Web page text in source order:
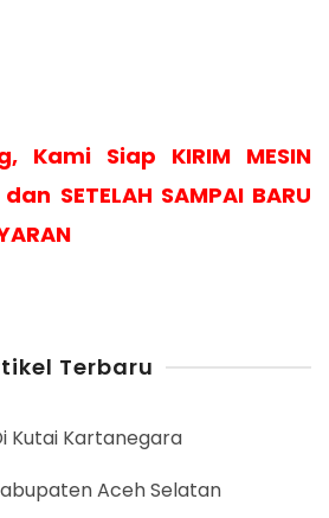
Kami Siap KIRIM MESIN
dan SETELAH SAMPAI BARU
Terbaru
Kutai Kartanegara
Aceh Selatan